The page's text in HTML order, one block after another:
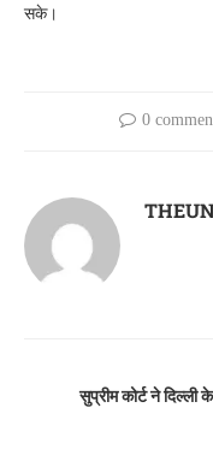
सके।
0
सुप्रीम कोर्ट ने